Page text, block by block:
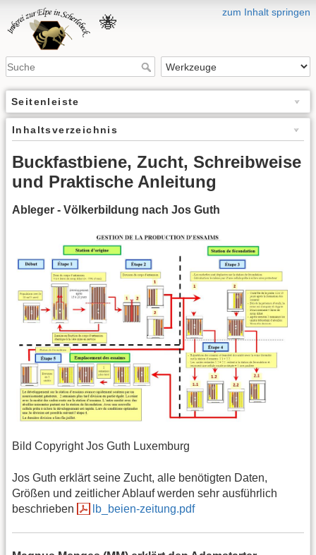
zum Inhalt springen
🐝
Seitenleiste
Inhaltsverzeichnis
Buckfastbiene, Zucht, Schreibweise
und Praktische Anleitung
Ableger - Völkerbildung nach Jos Guth
Bild Copyright Jos Guth Luxemburg
Jos Guth erklärt seine Zucht, alle benötigten Daten,
Größen und zeitlicher Ablauf werden sehr ausführlich
beschrieben
lb_beien-zeitung.pdf